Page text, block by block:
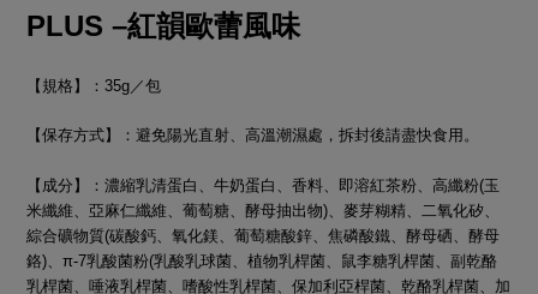
PLUS –紅韻歐蕾風味
【規格】：35g／包
【保存方式】：避免陽光直射、高溫潮濕處，拆封後請盡快食用。
【成分】：濃縮乳清蛋白、牛奶蛋白、香料、即溶紅茶粉、高纖粉(玉
米纖維、亞麻仁纖維、葡萄糖、酵母抽出物)、麥芽糊精、二氧化矽、
綜合礦物質(碳酸鈣、氧化鎂、葡萄糖酸鋅、焦磷酸鐵、酵母硒、酵母
鉻)、π-7乳酸菌粉(乳酸乳球菌、植物乳桿菌、鼠李糖乳桿菌、副乾酪
乳桿菌、唾液乳桿菌、嗜酸性乳桿菌、保加利亞桿菌、乾酪乳桿菌、加